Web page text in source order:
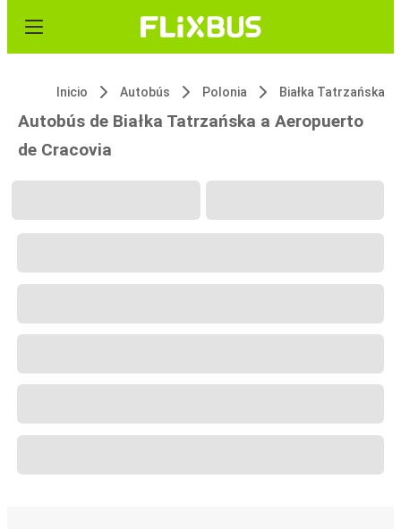
Inicio Autobús Polonia Białka Tatrzańska
Autobús de Białka Tatrzańska a Aeropuerto
de Cracovia